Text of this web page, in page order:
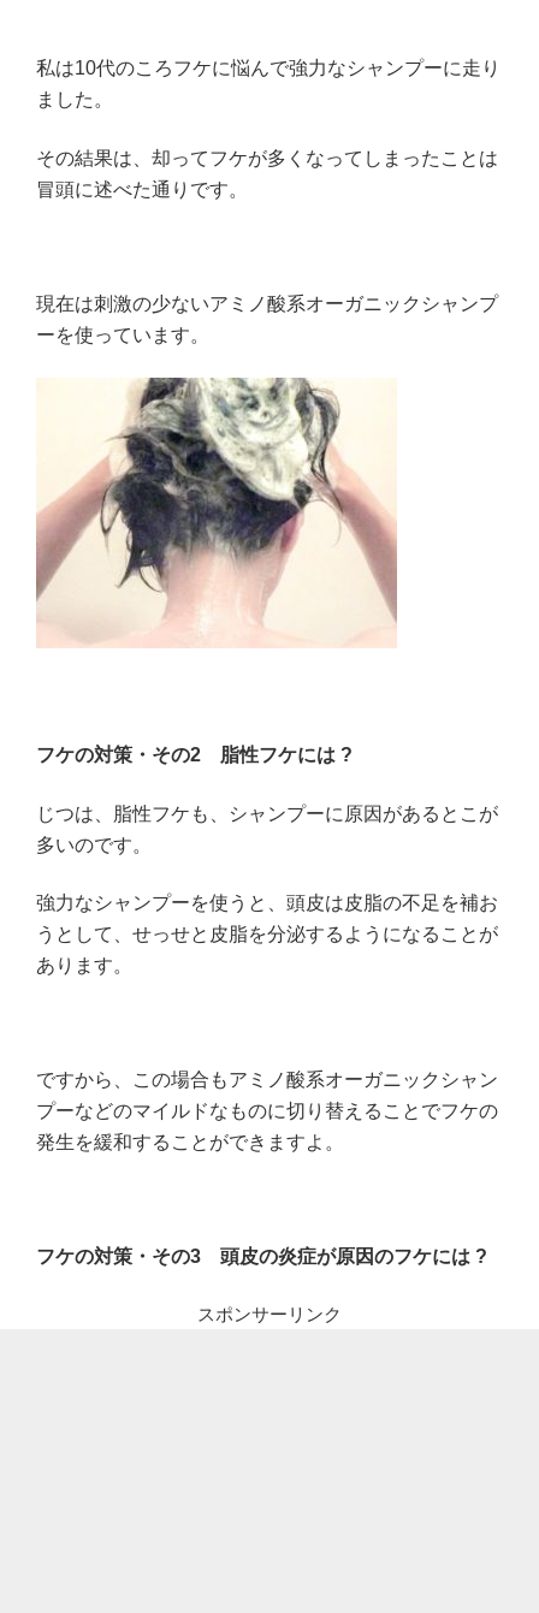
私は10代のころフケに悩んで強力なシャンプーに走り
ました。
その結果は、却ってフケが多くなってしまったことは
冒頭に述べた通りです。
現在は刺激の少ないアミノ酸系オーガニックシャンプ
ーを使っています。
フケの対策・その2 脂性フケには ?
じつは、脂性フケも、シャンプーに原因があるとこが
多いのです。
強力なシャンプーを使うと、頭皮は皮脂の不足を補お
うとして、せっせと皮脂を分泌するようになることが
あります。
ですから、この場合もアミノ酸系オーガニックシャン
プーなどのマイルドなものに切り替えることでフケの
発生を緩和することができますよ。
フケの対策・その3 頭皮の炎症が原因のフケには ?
スポンサーリンク